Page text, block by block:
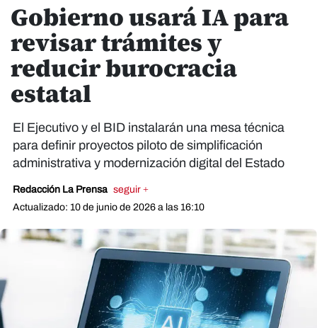
Gobierno usará IA para
revisar trámites y
reducir burocracia
estatal
El Ejecutivo y el BID instalarán una mesa técnica
para definir proyectos piloto de simplificación
administrativa y modernización digital del Estado
Redacción La Prensa seguir +
Actualizado: 10 de junio de 2026 a las 16:10